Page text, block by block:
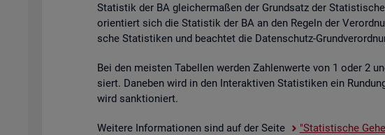
Sta­tis­tik der BA glei­cher­ma­ßen der Grund­satz der
ori­en­tiert sich die Sta­tis­tik der BA an den Re­geln der
sche Sta­tis­ti­ken und be­ach­tet die Da­ten­schutz-
Bei den meis­ten Ta­bel­len wer­den Zah­len­wer­te von 1 oder 2
siert. Da­ne­ben wird in den In­ter­ak­ti­ven Sta­tis­ti­ken ein
wird sank­tio­niert.
Wei­te­re In­for­ma­tio­nen sind auf der Seite "Sta­tis­ti­sche